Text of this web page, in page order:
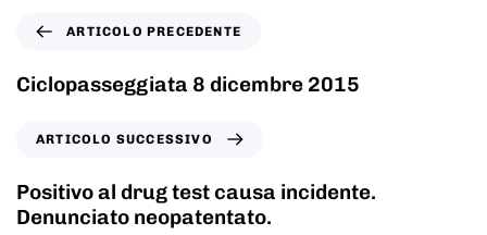
ARTICOLO PRECEDENTE
Ciclopasseggiata 8 dicembre 2015
ARTICOLO SUCCESSIVO
Positivo al drug test causa incidente.
Denunciato neopatentato.